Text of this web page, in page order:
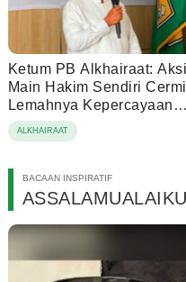
Ketum PB Alkhairaat: Aksi
Main Hakim Sendiri
Lemahnya Kepercayaan
Hukum
ALKHAIRAAT
BACAAN INSPIRATIF